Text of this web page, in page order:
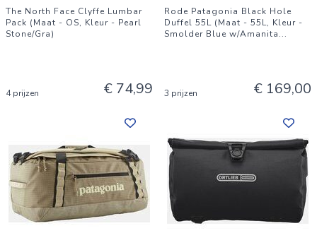
The North Face Clyffe Lumbar
Pack (Maat - OS, Kleur - Pearl
Stone/Gra)
4 prijzen € 74,99
Rode Patagonia Black Hole
Duffel 55L (Maat - 55L, Kleur -
Smolder Blue w/Amanita...
3 prijzen € 169,00